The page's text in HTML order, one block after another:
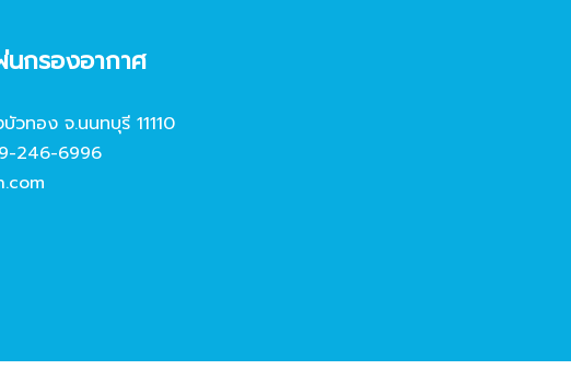
กรองอากาศ
ทอง จ.นนทบุรี 11110
246-6996